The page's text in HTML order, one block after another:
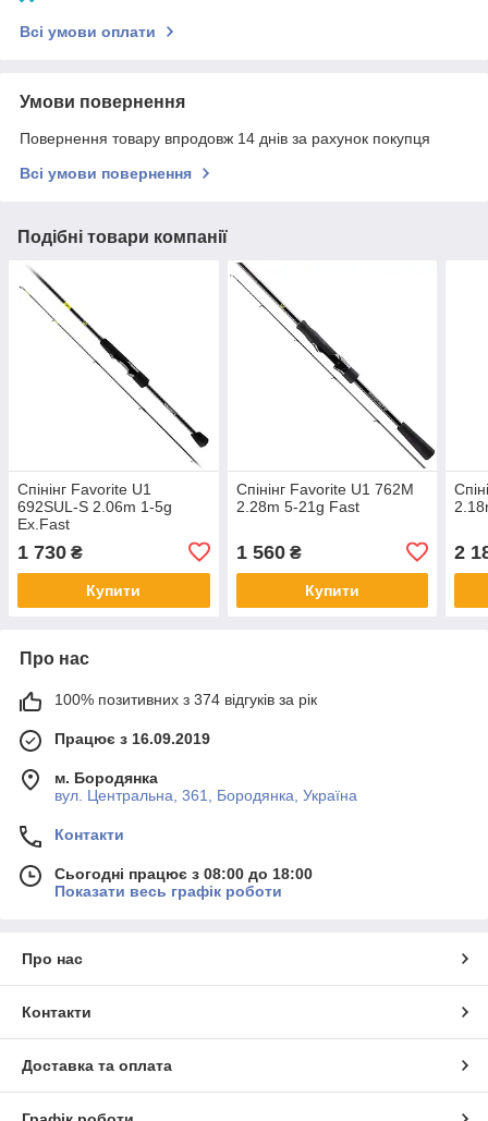
Всі умови оплати
Умови повернення
Повернення товару впродовж 14 днів за рахунок покупця
Всі умови повернення
Подібні товари компанії
Спінінг Favorite U1
692SUL-S 2.06m 1-5g
Ex.Fast
1 730 ₴
Купити
Спінінг Favorite U1 762M
2.28m 5-21g Fast
1 560₴
Купити
2
Про нас
100% позитивних з 374 відгуків за рік
Працює з 16.09.2019
м. Бородянка
вул. Центральна, 361, Бородянка, Україна
Контакти
Сьогодні працює з 08:00 до 18:00
Показати весь графік роботи
Про нас
Контакти
Доставка та оплата